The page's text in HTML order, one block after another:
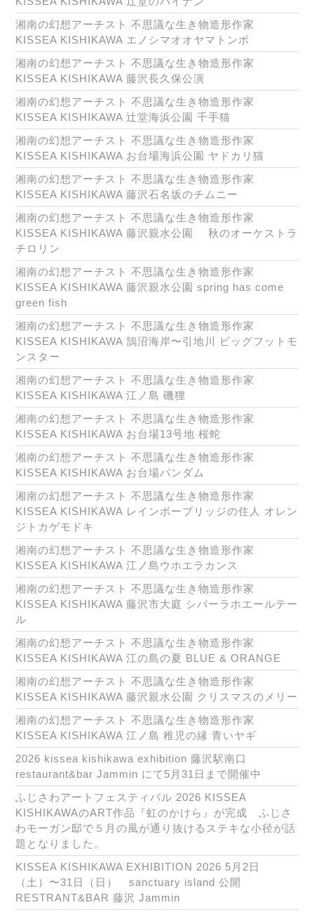
湘南の幻想アーチスト 不思議な生き物造形作家
KISSEA KISHIKAWA エノシマオオヤマトンボ
湘南の幻想アーチスト 不思議な生き物造形作家
KISSEA KISHIKAWA 藤沢長久保公演
湘南の幻想アーチスト 不思議な生き物造形作家
KISSEA KISHIKAWA 辻堂海浜公園 千手猫
湘南の幻想アーチスト 不思議な生き物造形作家
KISSEA KISHIKAWA お台場海浜公園 ヤドカリ猫
湘南の幻想アーチスト 不思議な生き物造形作家
KISSEA KISHIKAWA 藤沢石名坂のチムニー
湘南の幻想アーチスト 不思議な生き物造形作家
KISSEA KISHIKAWA 藤沢親水公園 秋のオーケストラ
チロリン
湘南の幻想アーチスト 不思議な生き物造形作家
KISSEA KISHIKAWA 藤沢親水公園 spring has come
green fish
湘南の幻想アーチスト 不思議な生き物造形作家
KISSEA KISHIKAWA 鵠沼海岸〜引地川 ビッグフットモ
ンスター
湘南の幻想アーチスト 不思議な生き物造形作家
KISSEA KISHIKAWA 江ノ島 磯狸
湘南の幻想アーチスト 不思議な生き物造形作家
KISSEA KISHIKAWA お台場13号地 桜蛇
湘南の幻想アーチスト 不思議な生き物造形作家
KISSEA KISHIKAWA お台場パンダム
湘南の幻想アーチスト 不思議な生き物造形作家
KISSEA KISHIKAWA レインボーブリッジの住人 オレン
ジトカゲモドキ
湘南の幻想アーチスト 不思議な生き物造形作家
KISSEA KISHIKAWA 江ノ島ウホエラカンス
湘南の幻想アーチスト 不思議な生き物造形作家
KISSEA KISHIKAWA 藤沢市大庭 シバーラホエールテー
ル
湘南の幻想アーチスト 不思議な生き物造形作家
KISSEA KISHIKAWA 江の島の夏 BLUE & ORANGE
湘南の幻想アーチスト 不思議な生き物造形作家
KISSEA KISHIKAWA 藤沢親水公園 クリスマスのメリー
湘南の幻想アーチスト 不思議な生き物造形作家
KISSEA KISHIKAWA 江ノ島 稚児の縁 青いヤギ
2026 kissea kishikawa exhibition 藤沢駅南口
restaurant&bar Jammin にて5月31日まで開催中
ふじさわアートフェスティバル 2026 KISSEA
KISHIKAWAのART作品『虹のかけら』が完成 ふじさ
わモーガン邸で５月の風が通り抜けるステキな小径が話
題となりました。
KISSEA KISHIKAWA EXHIBITION 2026 5月2日
（土）〜31日（日） sanctuary island 公開
RESTRANT&BAR 藤沢 Jammin